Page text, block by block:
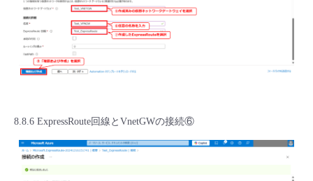
8.8.6 ExpressRoute回線とVnetGWの接続⑥